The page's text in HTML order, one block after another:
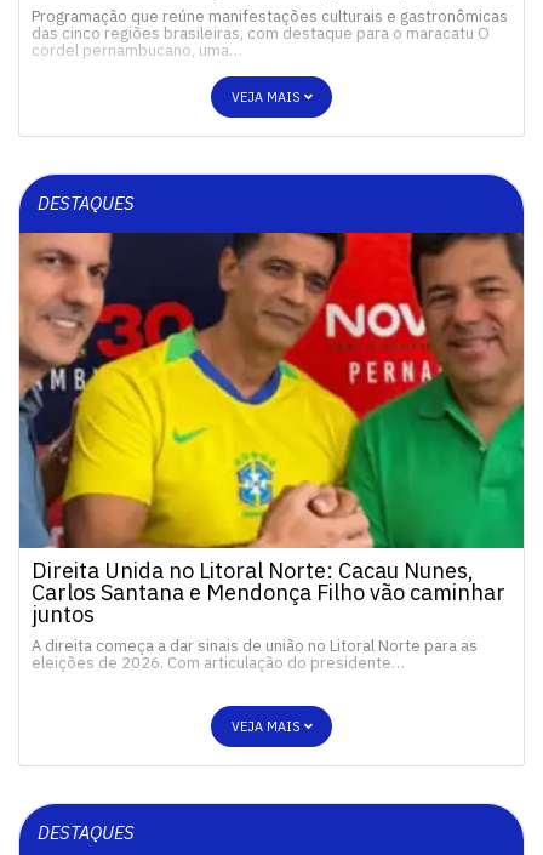
Programação que reúne manifestações culturais e gastronômicas
das cinco regiões brasileiras, com destaque para o maracatu O
cordel pernambucano, uma…
VEJA MAIS
DESTAQUES
Direita Unida no Litoral Norte: Cacau Nunes,
Carlos Santana e Mendonça Filho vão caminhar
juntos
A direita começa a dar sinais de união no Litoral Norte para as
eleições de 2026. Com articulação do presidente…
VEJA MAIS
DESTAQUES